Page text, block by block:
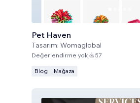
Pet Haven
Tasarım: Womaglobal
Değerlendirme yok 57
Blog Mağaza